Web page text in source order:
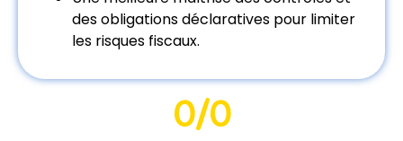
des obligations déclaratives pour limiter
les risques fiscaux.
0/0